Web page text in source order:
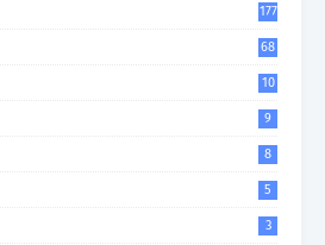
177
68
10
9
8
5
3